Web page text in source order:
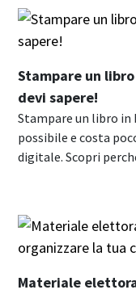
Stampare un
devi sapere!
Stampare un libro in
possibile e costa
digitale. Scopri
Materiale